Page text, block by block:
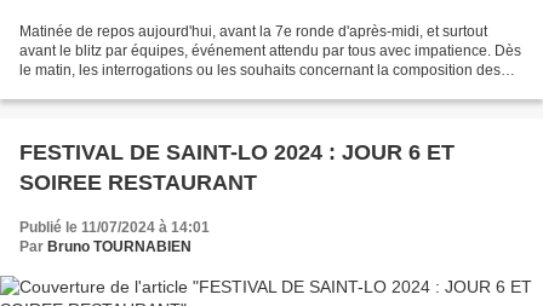
Matinée de repos aujourd'hui, avant la 7e ronde d'après-midi, et surtout
avant le blitz par équipes, événement attendu par tous avec impatience. Dès
le matin, les interrogations ou les souhaits concernant la composition des
FESTIVAL DE SAINT-LO 2024 : JOUR 6 ET
SOIREE RESTAURANT
Publié le 11/07/2024 à 14:01
Par Bruno TOURNABIEN